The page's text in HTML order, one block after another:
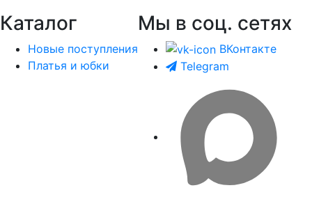
Каталог
Новые поступления
Платья и юбки
Мы в соц. сетях
ВКонтакте
Telegram